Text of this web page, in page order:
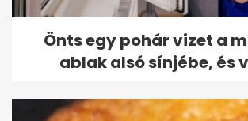
Önts egy pohár vizet a
ablak alsó sínjébe, és